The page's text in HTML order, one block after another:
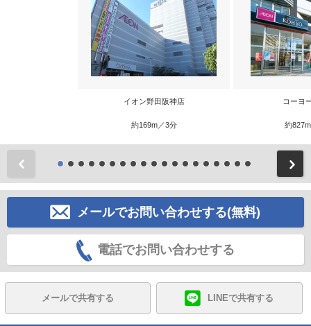
イオン野田阪神店
約169m／3分
コーヨ
約
メールでお問い合わせする(無料)
電話でお問い合わせする
メールで共有する LINEで共有する